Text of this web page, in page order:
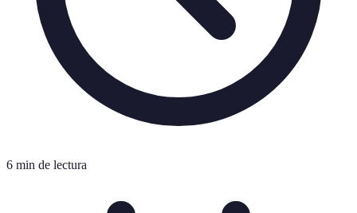
6 min de lectura